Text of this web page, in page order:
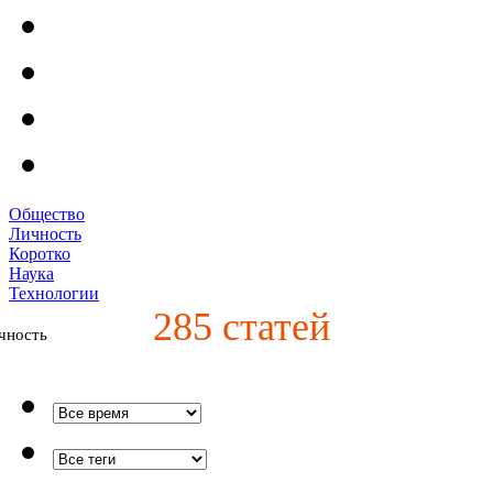
Общество
Личность
Коротко
Наука
Технологии
285 статей